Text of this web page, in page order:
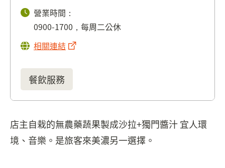
營業時間：
0900-1700，每周二公休
相關連結
餐飲服務
店主自栽的無農藥蔬果製成沙拉+獨門醬汁 宜人環
境、音樂。是旅客來美濃另一選擇。